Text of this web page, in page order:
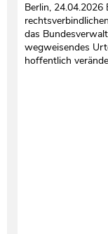
Berlin, 24.04.2026
das
wegweisendes
hoffentlich
Geldauflagen
Vereinsgründung